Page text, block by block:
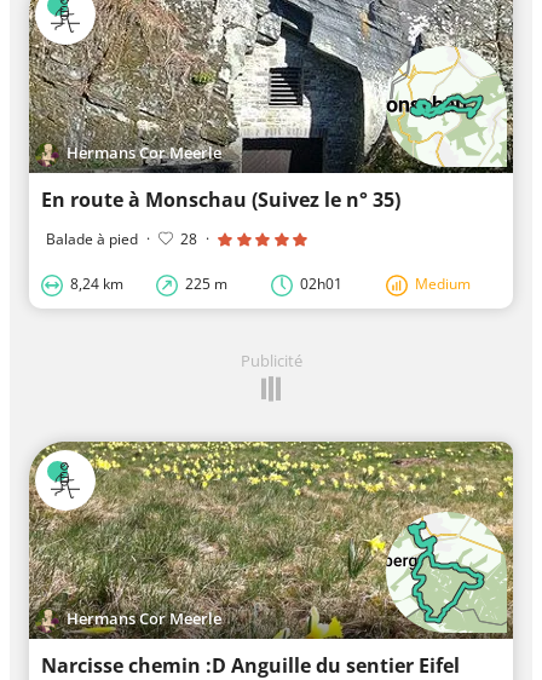
Hermans Cor Meerle
En route à Monschau (Suivez le n° 35)
Balade à pied · 28 ·
8,24 km 225 m 02h01 Medium
Publicité
Hermans Cor Meerle
Narcisse chemin :D Anguille du sentier Eifel